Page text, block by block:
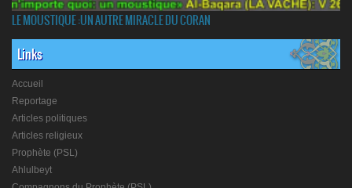
LE MOUSTIQUE :UN AUTRE MIRACLE DU CORAN
Links
Accueil
Reportage
Articles politiques
Articles religieux
Prophète (PSL)
Ahlulbeyt